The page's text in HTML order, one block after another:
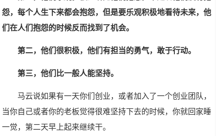
怨，每个人生下来都会抱怨，但是要乐观积极地看待未来，他
们在人们抱怨的时候反而找到了机会。
第二，他们很积极，他们有担当的勇气，敢于行动。
第三，他们比一般人能坚持。
马云说如果有一天你们创业，或者加入了一个创业团队，
当你自己或者你的老板觉得很难坚持下去的时候，你就回家睡
一觉，第二天早上起来继续干。